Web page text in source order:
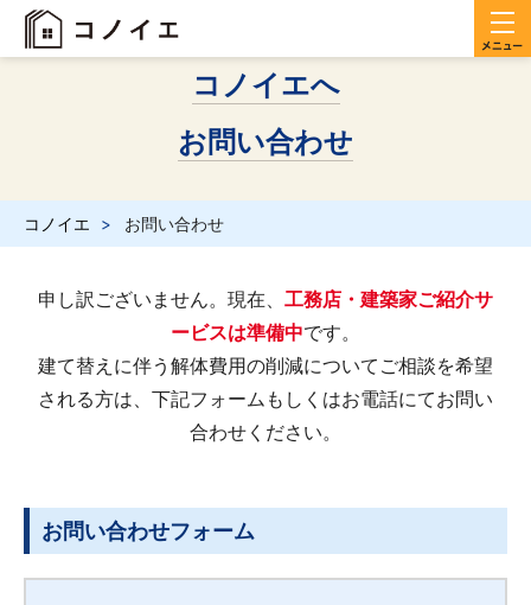
コノイエへ
お問い合わせ
コノイエ お問い合わせ
申し訳ございません。現在、 工務店・建築家ご紹介サ
ービスは準備中です。
建て替えに伴う解体費用の削減についてご相談を希望
される方は、下記フォームもしくはお電話にてお問い
合わせください。
お問い合わせフォーム